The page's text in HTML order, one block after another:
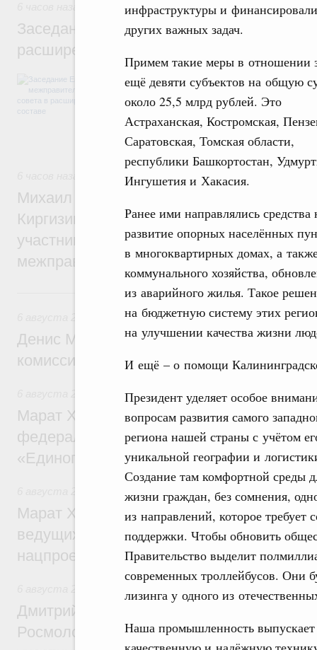
инфраструктуры и
других важных задач.
Примем такие меры в отношении
ещё девяти субъектов на общую
около 25,5 млрд рублей. Это
Астраханская, Костромская,
Саратовская, Томская области,
республики Башкортостан,
Ингушетия и Хакасия.
Ранее ими направлялись
развитие опорных населённых
в многоквартирных домах, а
коммунального хозяйства,
из аварийного жилья. Такое
на бюджетную систему этих
на улучшении качества жизни
И ещё – о помощи
Президент уделяет особое
вопросам развития самого
региона нашей страны с учётом
уникальной географии и
Создание там комфортной среды
жизни граждан, без сомнения,
из направлений, которое
поддержки. Чтобы обновить
Правительство выделит
современных троллейбусов. Они
лизинга у одного из
Наша промышленность выпускает
Евразийский экономический союз.
Заседание Евразийского
расширенном составе
В повестке заседания актуальные
числе совершенствование кооперации в
регулирования и администрирования,
обеспечение продовольственной
железнодорожных перевозок,
рынка.
Евразийский экономический союз.
Михаил Мишустин принял участие во
Киргизии Садыра Жапарова с главами
участников заседания Евразийского
межправительственного совета
Вчера
Общие вопросы промышленной политики
Денис Мантуров провёл заседание
комиссии по промышленности
Регулирование в сфере строительства
Марат Хуснуллин: Более 130
федерального значения построено под
«Единого заказчика»
Национальный проект «Инфраструктура
Марат Хуснуллин: Порядка 200
ведущих к спортивным объектам,
нацпроекту «Инфраструктура для
Дмитрий Чернышенко, Сергей Кравцов и
Росмолодёжи Григорий Гуров